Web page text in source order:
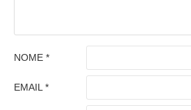
NOME *
EMAIL *